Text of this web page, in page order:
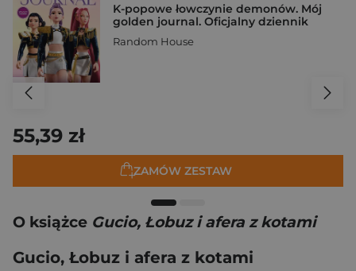
K-popowe łowczynie demonów. Mój
golden journal. Oficjalny dziennik
Random House
55,39 zł
ZAMÓW ZESTAW
O książce Gucio, Łobuz i afera z kotami
Gucio, Łobuz i afera z kotami